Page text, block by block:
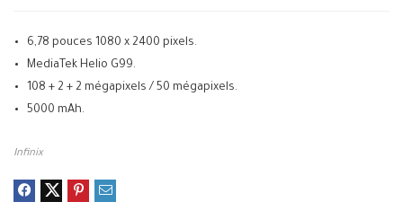
6,78 pouces 1080 x 2400 pixels.
MediaTek Helio G99.
108 + 2 + 2 mégapixels / 50 mégapixels.
5000 mAh.
Infinix